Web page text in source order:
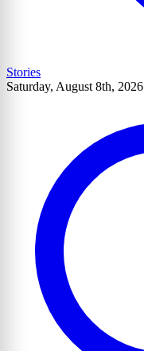
Stories
Saturday, August 8th, 2026